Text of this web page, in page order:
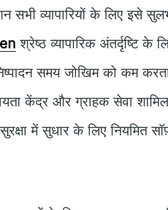
सभी व्यापारियों के लिए इसे
श्रेष्ठ व्यापारिक अंतर्दृष्टि
समय जोखिम को कम
केंद्र और ग्राहक सेवा
सुरक्षा में सुधार के लिए नियमित